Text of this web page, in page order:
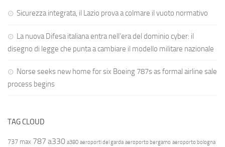
Sicurezza integrata, il Lazio prova a colmare il vuoto normativo
La nuova Difesa italiana entra nell’era del dominio cyber: il
disegno di legge che punta a cambiare il modello militare nazionale
Norse seeks new home for six Boeing 787s as formal airline sale
process begins
TAG CLOUD
737 max 787 a330 a380 aeroporti del garda aeroporto bergamo aeroporto bologna